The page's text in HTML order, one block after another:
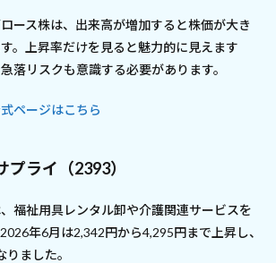
ース株は、出来高が増加すると株価が大き
。上昇率だけを見ると魅力的に見えます
落リスクも意識する必要があります。
ページはこちら
ライ（2393）
福祉用具レンタル卸や介護関連サービスを
年6月は2,342円から4,295円まで上昇し、
りました。